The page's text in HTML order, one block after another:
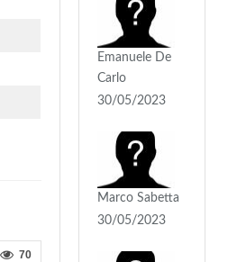
70
Emanuele De
Carlo
30/05/2023
Marco Sabetta
30/05/2023